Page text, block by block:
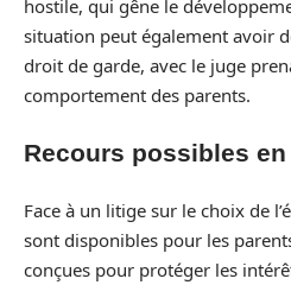
hostile, qui gêne le
situation peut également avoir
droit de garde, avec le juge
comportement des parents.
Recours possibles
Face à un litige sur le choix de
sont disponibles pour les
conçues pour protéger les